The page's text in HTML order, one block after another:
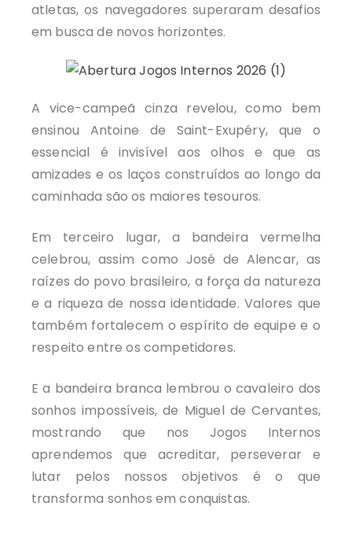
atletas, os navegadores superaram desafios
em busca de novos horizontes.
A vice-campeã cinza revelou, como bem
ensinou Antoine de Saint-Exupéry, que o
essencial é invisível aos olhos e que as
amizades e os laços construídos ao longo da
caminhada são os maiores tesouros.
Em terceiro lugar, a bandeira vermelha
celebrou, assim como José de Alencar, as
raízes do povo brasileiro, a força da natureza
e a riqueza de nossa identidade. Valores que
também fortalecem o espírito de equipe e o
respeito entre os competidores.
E a bandeira branca lembrou o cavaleiro dos
sonhos impossíveis, de Miguel de Cervantes,
mostrando que nos Jogos Internos
aprendemos que acreditar, perseverar e
lutar pelos nossos objetivos é o que
transforma sonhos em conquistas.